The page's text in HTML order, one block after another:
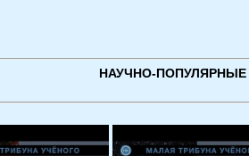
НАУЧНО-ПОПУЛЯРНЫЕ